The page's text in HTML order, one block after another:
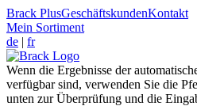
Brack PlusGeschäftskundenKontakt
Mein Sortiment
de | fr
Wenn die Ergebnisse der
verfügbar sind, verwenden Sie die
unten zur Überprüfung und die